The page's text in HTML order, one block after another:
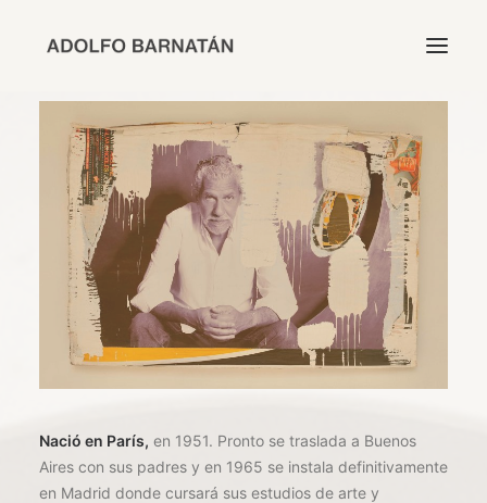
INICIO
BIOGRAFÍA
EXPOSICIONES
CATÁLOGO
CONTACTO
Nació en París, en 1951. Pronto se traslada a Buenos
Aires con sus padres y en 1965 se instala definitivamente
en Madrid donde cursará sus estudios de arte y